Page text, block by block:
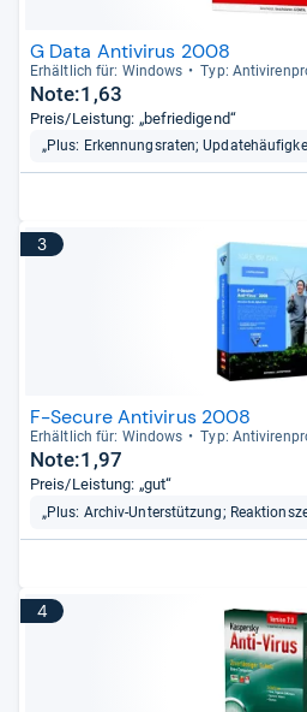
G Data Antivirus 2008
Erhält­lich für: Win­dows Typ:
Note:1,63
Preis/Leistung: „befriedigend“
„Plus: Erkennungsraten;
3
F-Secure Antivirus 2008
Erhält­lich für: Win­dows Typ:
Note:1,97
Preis/Leistung: „gut“
„Plus: Archiv-Unterstützung;
4